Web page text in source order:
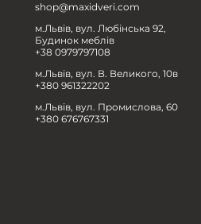
shop@maxidveri.com
м.Львів, вул. Любінська 92,
Будинок меблів
+38 0979797108
м.Львів, вул. В. Великого, 10в
+380 961322202
м.Львів, вул. Промислова, 60
+380 676767331